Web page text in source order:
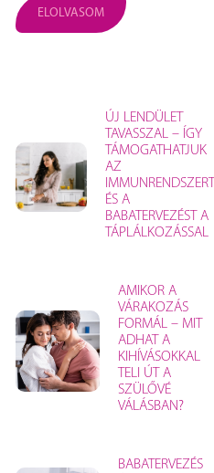
ELOLVASOM
ÚJ LENDÜLET
TAVASSZAL – ÍGY
TÁMOGATHATJUK
AZ
IMMUNRENDSZERT
ÉS A
BABATERVEZÉST A
TÁPLÁLKOZÁSSAL
AMIKOR A
VÁRAKOZÁS
FORMÁL – MIT
ADHAT A
KIHÍVÁSOKKAL
TELI ÚT A
SZÜLŐVÉ
VÁLÁSBAN?
BABATERVEZÉS